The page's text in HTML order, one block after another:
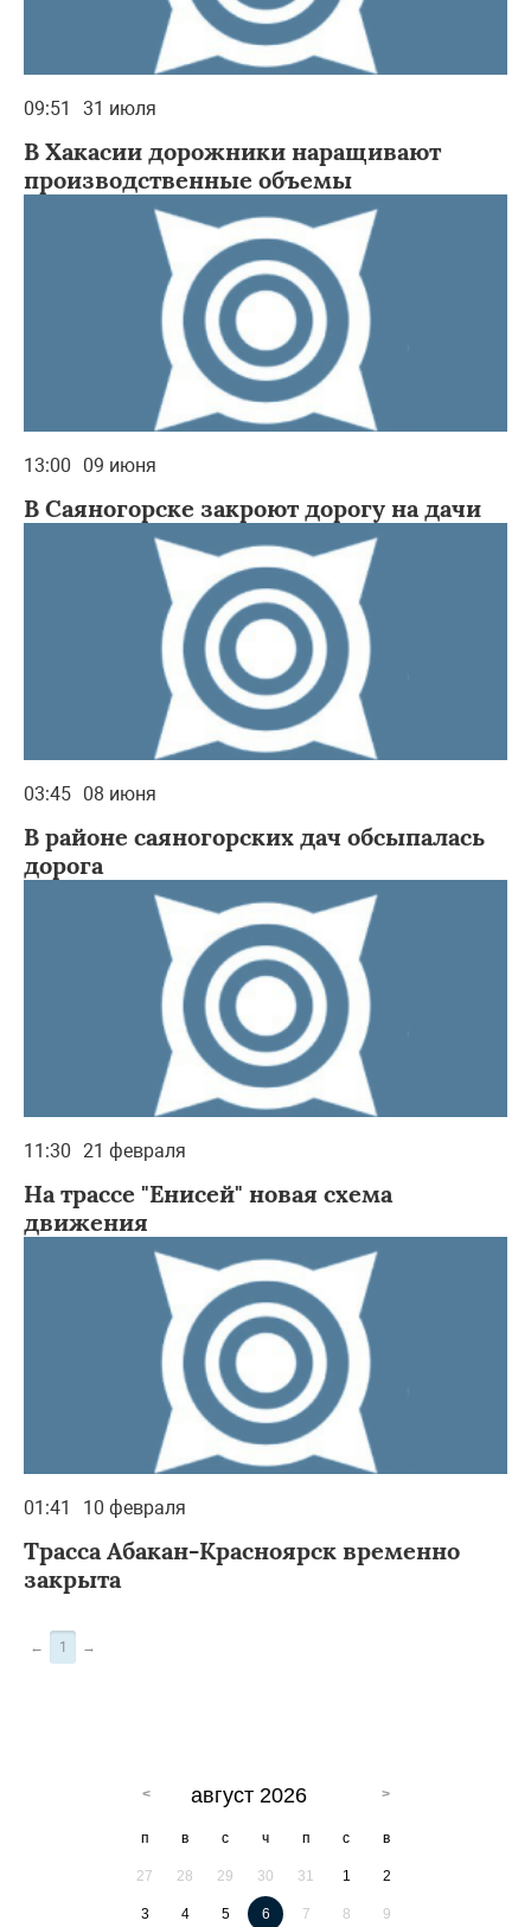
09:51 31 июля
В Хакасии дорожники наращивают
производственные объемы
13:00 09 июня
В Саяногорске закроют дорогу на дачи
03:45 08 июня
В районе саяногорских дач обсыпалась
дорога
11:30 21 февраля
На трассе "Енисей" новая схема
движения
01:41 10 февраля
Трасса Абакан-Красноярск временно
закрыта
← 1 →
август 2026
п в с ч п с в
27 28 29 30 31 1 2
3 4 5 6 7 8 9